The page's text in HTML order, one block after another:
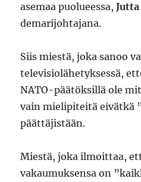
asemaa puolueessa,
demarijohtajana.
Siis miestä, joka sanoo
televisiolähetyksessä,
NATO-päätöksillä ole
vain mielipiteitä eivätkä
päättäjistään.
Miestä, joka ilmoittaa,
vakaumuksensa on